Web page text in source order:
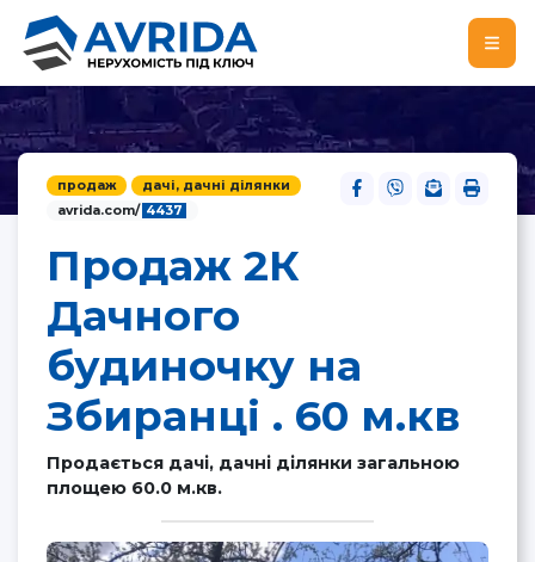
продаж
дачі, дачні ділянки
avrida.com/ 4437
Продаж 2К
Дачного
будиночку на
Збиранці . 60 м.кв
Продається дачі, дачні ділянки загальною
площею 60.0 м.кв.